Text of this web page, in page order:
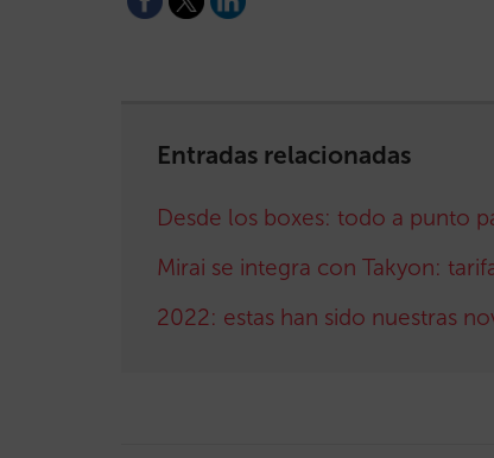
Entradas relacionadas
Desde los boxes: todo a punto
Mirai se integra con Takyon:
2022: estas han sido nuestras